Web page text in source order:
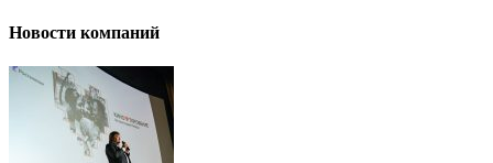
Новости компаний